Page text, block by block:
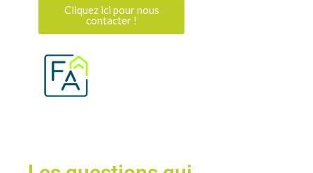
Cliquez ici pour nous
contacter !